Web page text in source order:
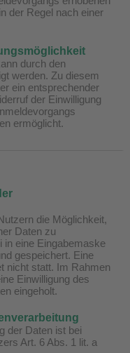
der Regel nach einer
durch den
werden. Zu diesem
ein entsprechender
der Einwilligung
ermöglicht.
die Möglichkeit,
Daten zu
in eine Eingabemaske
gespeichert. Eine
nicht statt. Im Rahmen
Einwilligung des
eingeholt.
der Daten ist bei
Art. 6 Abs. 1 lit. a